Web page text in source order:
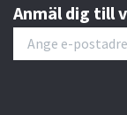
Anmäl dig till